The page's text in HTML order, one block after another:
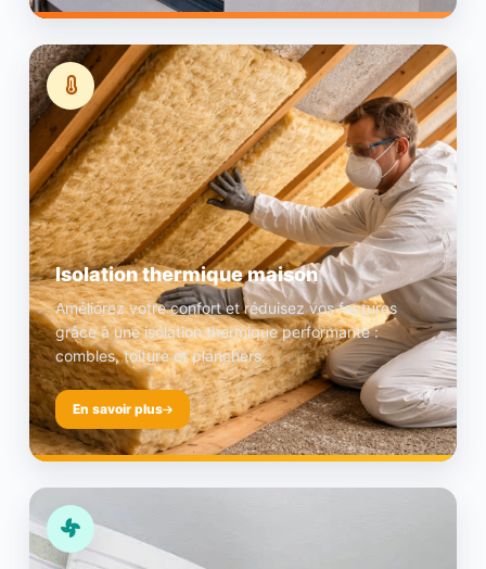
Isolation thermique maison
Améliorez votre confort et réduisez vos factures
grâce à une isolation thermique performante :
combles, toiture et planchers.
En savoir plus